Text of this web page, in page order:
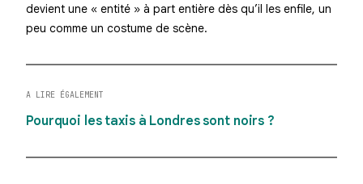
devient une « entité » à part entière dès qu’il les enfile, un
peu comme un costume de scène.
A LIRE ÉGALEMENT
Pourquoi les taxis à Londres sont noirs ?